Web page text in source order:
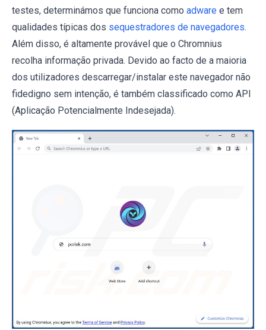
testes, determinámos que funciona como adware e tem
qualidades típicas dos sequestradores de navegadores.
Além disso, é altamente provável que o Chromnius
recolha informação privada. Devido ao facto de a maioria
dos utilizadores descarregar/instalar este navegador não
fidedigno sem intenção, é também classificado como API
(Aplicação Potencialmente Indesejada).